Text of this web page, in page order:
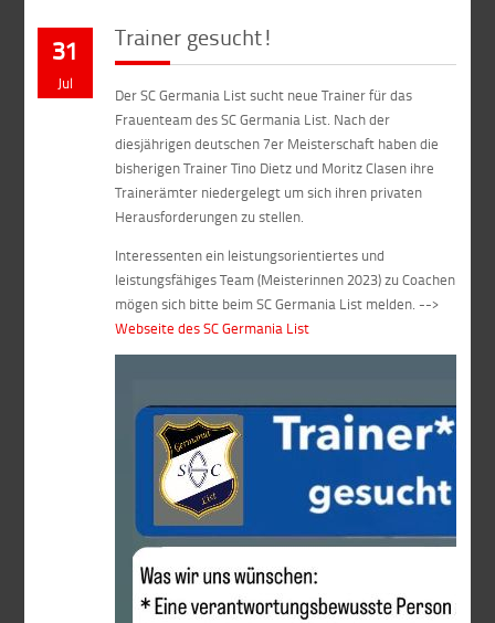
31
Jul
Trainer gesucht!
Der SC Germania List sucht neue Trainer für das
Frauenteam des SC Germania List. Nach der
diesjährigen deutschen 7er Meisterschaft haben die
bisherigen Trainer Tino Dietz und Moritz Clasen ihre
Trainerämter niedergelegt um sich ihren privaten
Herausforderungen zu stellen.
Interessenten ein leistungsorientiertes und
leistungsfähiges Team (Meisterinnen 2023) zu Coachen
mögen sich bitte beim SC Germania List melden. -->
Webseite des SC Germania List